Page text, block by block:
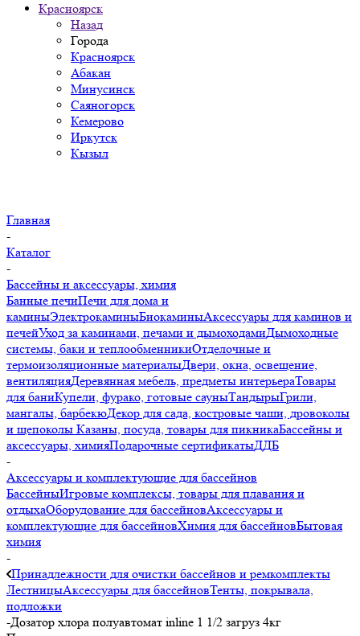
Красноярск
Назад
Города
Красноярск
Абакан
Минусинск
Саяногорск
Кемерово
Иркутск
Кызыл
Главная
-
Каталог
-
Бассейны и аксессуары, химия
Банные печиПечи для дома и
каминыЭлектрокаминыБиокаминыАксессуары для каминов и
печейУход за каминами, печами и дымоходамиДымоходные
системы, баки и теплообменникиОтделочные и
термоизоляционные материалыДвери, окна, освещение,
вентиляцияДеревянная мебель, предметы интерьераТовары
для баниКупели, фурако, готовые сауныТандырыГрили,
мангалы, барбекюДекор для сада, костровые чаши, дровоколы
и щепоколы Казаны, посуда, товары для пикникаБассейны и
аксессуары, химияПодарочные сертификатыДДБ
-
Аксессуары и комплектующие для бассейнов
БассейныИгровые комплексы, товары для плавания и
отдыхаОборудование для бассейновАксессуары и
комплектующие для бассейновХимия для бассейновБытовая
химия
-
Принадлежности для очистки бассейнов и ремкомплекты
ЛестницыАксессуары для бассейновТенты, покрывала,
подложки
-Дозатор хлора полуавтомат inline 1 1/2 загруз 4кг